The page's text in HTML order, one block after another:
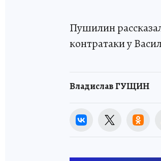
Пушилин
контратаки у
Владислав ГУЩИН